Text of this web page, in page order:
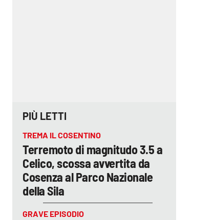
PIÙ LETTI
TREMA IL COSENTINO
Terremoto di magnitudo 3.5 a
Celico, scossa avvertita da
Cosenza al Parco Nazionale
della Sila
GRAVE EPISODIO